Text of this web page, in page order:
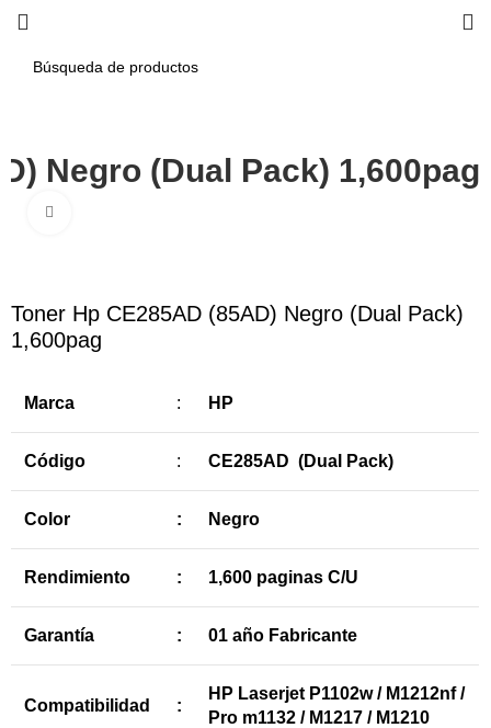
Negro (Dual Pack) 1,600pag
Toner Hp CE285AD (85AD) Negro (Dual Pack)
1,600pag
Marca : HP
Código : CE285AD (Dual Pack)
Color : Negro
Rendimiento : 1,600 paginas C/U
Garantía : 01 año Fabricante
Compatibilidad :
HP Laserjet P1102w / M1212nf /
Pro m1132 / M1217 / M1210